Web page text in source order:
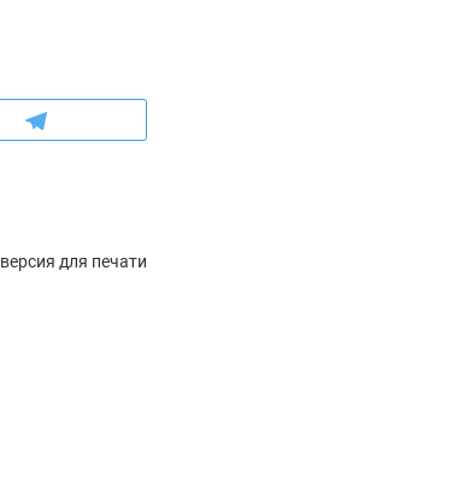
версия для печати